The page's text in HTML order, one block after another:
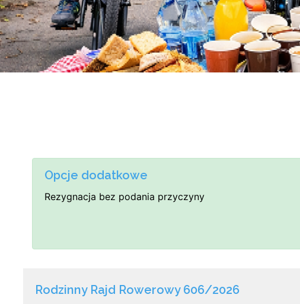
Opcje dodatkowe
Rezygnacja bez podania przyczyny
Rodzinny Rajd Rowerowy 606/2026